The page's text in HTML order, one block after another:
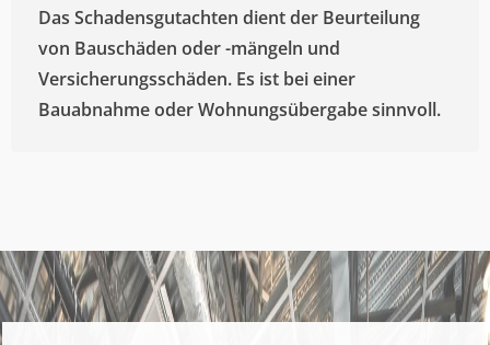
Das Schadensgutachten dient der Beurteilung
von Bauschäden oder -mängeln und
Versicherungsschäden. Es ist bei einer
Bauabnahme oder Wohnungsübergabe sinnvoll.